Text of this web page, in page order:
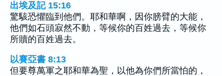
出埃及記 15:16
驚駭恐懼臨到他們。耶和華啊，因你膀臂的大能，
他們如石頭寂然不動，等候你的百姓過去，等候你
所贖的百姓過去。
以賽亞書 8:13
但要尊萬軍之耶和華為聖，以他為你們所當怕的，